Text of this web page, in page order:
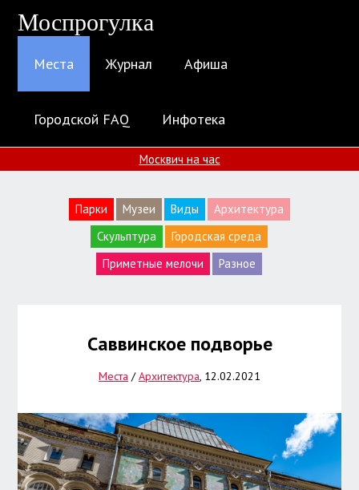
Моспрогулка
Места Журнал Афиша
Городской FAQ Инфотека
Москвич на час
Парки Музеи Виды
Архитектура
Скульптура
Городская среда
Приметные мелочи
Разное
Саввинское подворье
Места /Архитектура, 12.02.2021